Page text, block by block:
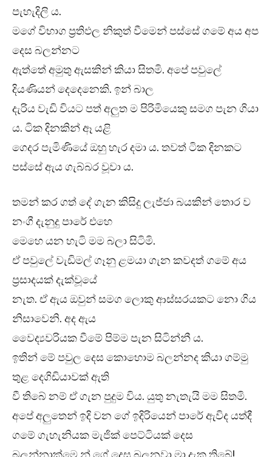
පැහැදිලි ය.
මගේ විභාග ප්‍රතිඵල නිකුත් වීමෙන් පස්සේ ගමේ අය අප
දෙස බලන්නට
ඇත්තේ අමුතු ඇසකින් කියා සිතමි. අපේ පවුලේ
දියණියන් දෙදෙනෙකි. ඉන් බාල
දැරිය වැඩි වියට පත් අලුත ම පිරිමියෙකු සමග පැන ගියා
ය. ටික දිනකින් ඈ යළි
ගෙදර පැමිණියේ ඔහු හැර දමා ය. තවත් ටික දිනකට
පස්සේ ඇය ගැබ්බර වූවා ය.
තමන් කර ගත් දේ ගැන කිසිදු ලැජ්ජා බයකින් තොර ව
නංගී දැනුදු පාරේ එහෙ
මෙහෙ යන හැටි මම බලා සිටිමි.
ඒ පවුලේ වැඩිමල් ගෑනු ළමයා ගැන කවදත් ගමේ අය
ප්‍රසාදයක් දැක්වූයේ
නැත. ඒ ඇය ඔවුන් සමග ලොකු ආස්සරයකට නො ගිය
නිසාවෙනි. අද ඇය
වෛද්‍යවරියක වීමේ පිම්ම පැන සිටින්නී ය.
ඉතින් මේ පවුල දෙස කොහොම බලන්නද කියා ගම්මු
තුළ දෙගිඩියාවක් ඇති
වී තිබේ නම් ඒ ගැන පුදුම විය. යුතු නැතැයි මම සිතමි.
අපේ අලුතෙන් ඉදි වන ගේ ඉදිරියෙන් පාරේ ඇවිද යත්දී
ගමේ ගැහැනියක මැජික් පෙට්ටියක් දෙස